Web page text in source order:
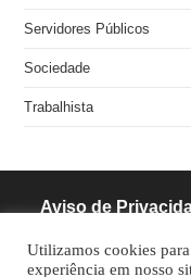
Servidores Públicos
Sociedade
Trabalhista
Aviso de
RODRIGUES
Utilizamos cookies
experiência em nosso